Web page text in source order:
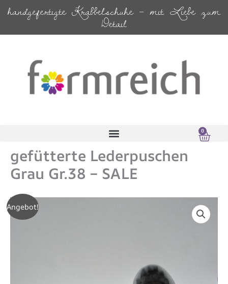
Zum
Inhalt
handgefertigte Krabbelschuhe – mit Liebe zum
Detail
0
gefütterte Lederpuschen
Grau Gr.38 – SALE
Angebot!
gefütterte
Lederpuschen
Grau